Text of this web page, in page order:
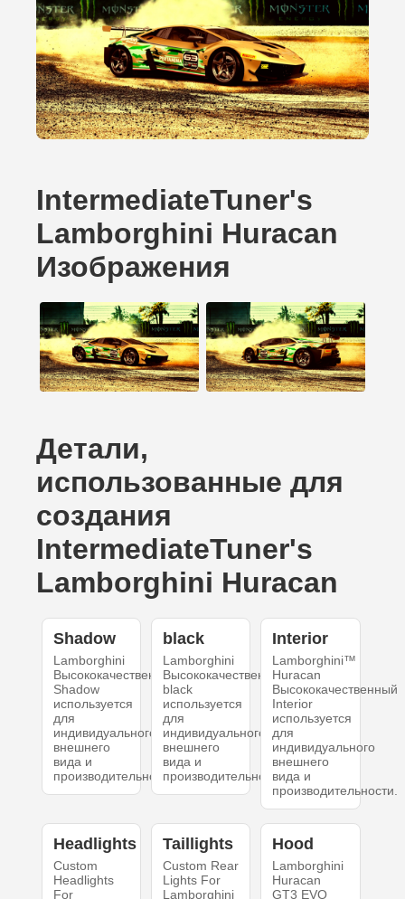
IntermediateTuner's
Lamborghini Huracan
Изображения
Детали,
использованные для
создания
IntermediateTuner's
Lamborghini Huracan
Shadow
Lamborghini
Высококачественный
Shadow
используется
для
индивидуального
внешнего
вида и
производительности.
black
Lamborghini
Высококачественный
black
используется
для
индивидуального
внешнего
вида и
производительности.
Interior
Lamborghini™
Huracan
Высококачественный
Interior
используется
для
индивидуального
внешнего
вида и
производительности.
Headlights
Custom
Headlights
For
Taillights
Custom Rear
Lights For
Lamborghini
Hood
Lamborghini
Huracan
GT3 EVO